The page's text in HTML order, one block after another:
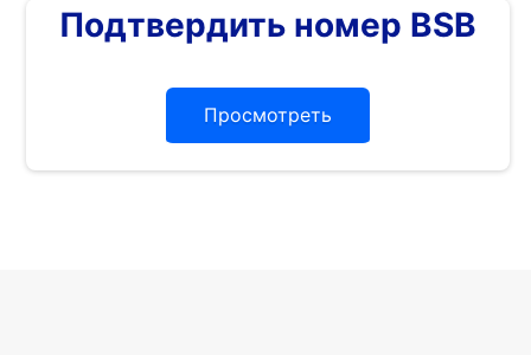
Подтвердить номер BSB
Просмотреть